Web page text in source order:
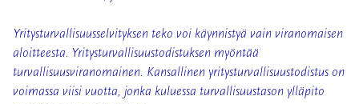
Yritysturvallisuusselvityksen teko voi käynnistyä vain viranomaisen
aloitteesta. Yritysturvallisuustodistuksen myöntää
turvallisuusviranomainen. Kan­sal­li­nen yri­tys­tur­val­li­suus­to­dis­tus on
voi­mas­sa viisi vuot­ta, jonka kuluessa turvallisuustason ylläpito